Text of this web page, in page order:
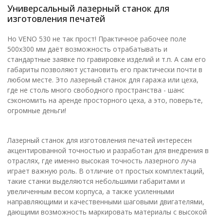
Универсальный лазерный станок для
изготовления печатей
Но VENO 530 не так прост! Практичное рабочее поле
500х300 мм даёт возможность отрабатывать и
стандартные заявке по гравировке изделий и т.п. А сам его
габариты позволяют установить его практически почти в
любом месте. Это лазерный станок для гаража или цеха,
где не столь много свободного пространства - шанс
сэкономить на аренде просторного цеха, а это, поверьте,
огромные деньги!
Лазерный станок для изготовления печатей интересен
акцентированной точностью и разработан для внедрения в
отраслях, где именно высокая точность лазерного луча
играет важную роль. В отличие от простых комплектаций,
такие станки выделяются небольшими габаритами и
увеличенным весом корпуса, а также усиленными
направляющими и качественными шаговыми двигателями,
дающими возможность маркировать материалы с высокой